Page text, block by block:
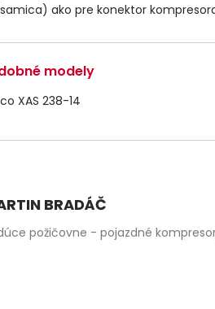
ako pre konektor
modely
XAS 238-14
BRADÁČ
požičovne - pojazdné